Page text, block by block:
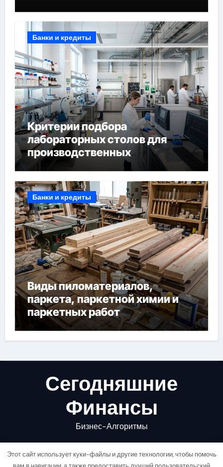
Банки и кредиты
Критерии подбора
лабораторных столов для
производственных
лабораторий
Банки и кредиты
Виды пиломатериалов,
паркета, паркетной химии и
паркетных работ
Сегодняшние
Финансы
Бизнес-Алгоритмы
Этот сайт использует куки-файлы и другие технологии, чтобы помочь